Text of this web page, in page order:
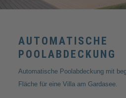
AUTOMATISCHE
POOLABDECKUNG
Automatische Poolabdeckung mit
Fläche für eine Villa am Gardasee.